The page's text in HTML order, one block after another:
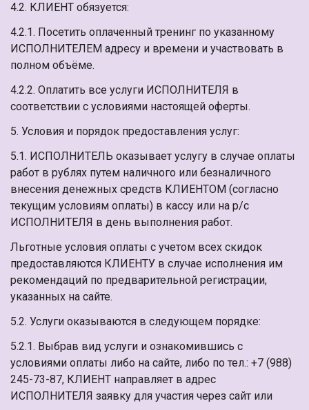
4.2. КЛИЕНТ обязуется:
4.2.1. Посетить оплаченный тренинг по указанному
ИСПОЛНИТЕЛЕМ адресу и времени и участвовать в
полном объёме.
4.2.2. Оплатить все услуги ИСПОЛНИТЕЛЯ в
соответствии с условиями настоящей оферты.
5. Условия и порядок предоставления услуг:
5.1. ИСПОЛНИТЕЛЬ оказывает услугу в случае оплаты
работ в рублях путем наличного или безналичного
внесения денежных средств КЛИЕНТОМ (согласно
текущим условиям оплаты) в кассу или на р/с
ИСПОЛНИТЕЛЯ в день выполнения работ.
Льготные условия оплаты с учетом всех скидок
предоставляются КЛИЕНТУ в случае исполнения им
рекомендаций по предварительной регистрации,
указанных на сайте.
5.2. Услуги оказываются в следующем порядке:
5.2.1. Выбрав вид услуги и ознакомившись с
условиями оплаты либо на сайте, либо по тел.: +7 (988)
245-73-87, КЛИЕНТ направляет в адрес
ИСПОЛНИТЕЛЯ заявку для участия через сайт или